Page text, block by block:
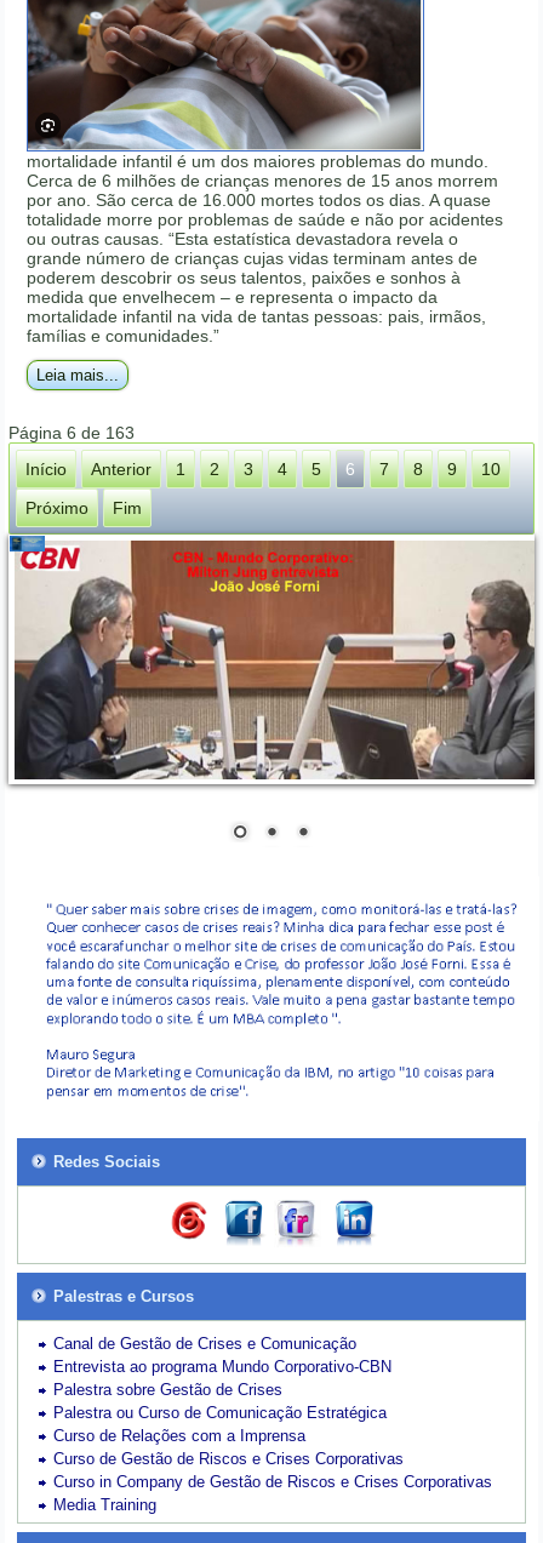
mortalidade infantil é um dos maiores problemas do mundo.
Cerca de 6 milhões de crianças menores de 15 anos morrem
por ano. São cerca de 16.000 mortes todos os dias. A quase
totalidade morre por problemas de saúde e não por acidentes
ou outras causas. “Esta estatística devastadora revela o
grande número de crianças cujas vidas terminam antes de
poderem descobrir os seus talentos, paixões e sonhos à
medida que envelhecem – e representa o impacto da
mortalidade infantil na vida de tantas pessoas: pais, irmãos,
famílias e comunidades.”
Leia mais...
Página 6 de 163
Início
Anterior 1 2 3 4 5 6 7 8 9
10
Próximo
Fim
Redes Sociais
Palestras e Cursos
Canal de Gestão de Crises e Comunicação
Entrevista ao programa Mundo Corporativo-CBN
Palestra sobre Gestão de Crises
Palestra ou Curso de Comunicação Estratégica
Curso de Relações com a Imprensa
Curso de Gestão de Riscos e Crises Corporativas
Curso in Company de Gestão de Riscos e Crises Corporativas
Media Training